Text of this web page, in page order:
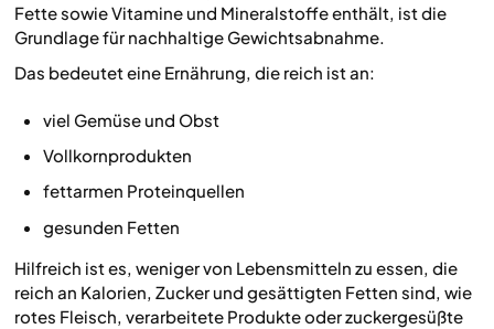
Fette sowie Vitamine und Mineralstoffe enthält, ist die
Grundlage für nachhaltige Gewichtsabnahme.
Das bedeutet eine Ernährung, die reich ist an:
viel Gemüse und Obst
Vollkornprodukten
fettarmen Proteinquellen
gesunden Fetten
Hilfreich ist es, weniger von Lebensmitteln zu essen, die
reich an Kalorien, Zucker und gesättigten Fetten sind, wie
rotes Fleisch, verarbeitete Produkte oder zuckergesüßte